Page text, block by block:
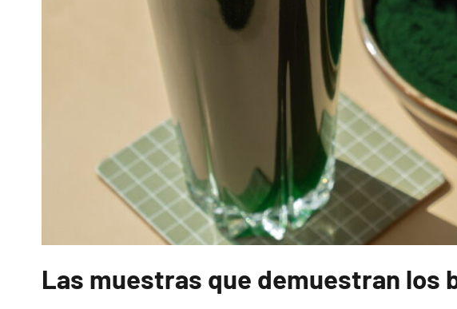
Las muestras que demuestran los